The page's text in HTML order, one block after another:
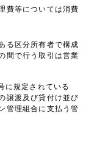
費等については消費
る区分所有者で構成
間で行う取引は営業
に規定されている
譲渡及び貸付け並び
管理組合に支払う管